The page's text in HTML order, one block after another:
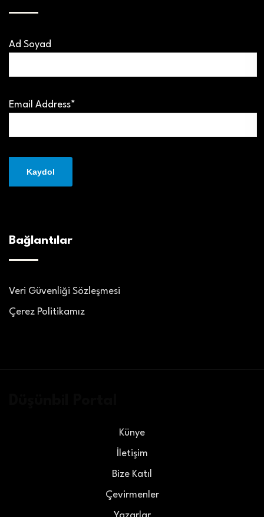
Ad Soyad
Email Address*
Bağlantılar
Veri Güvenliği Sözleşmesi
Çerez Politikamız
Künye
İletişim
Bize Katıl
Çevirmenler